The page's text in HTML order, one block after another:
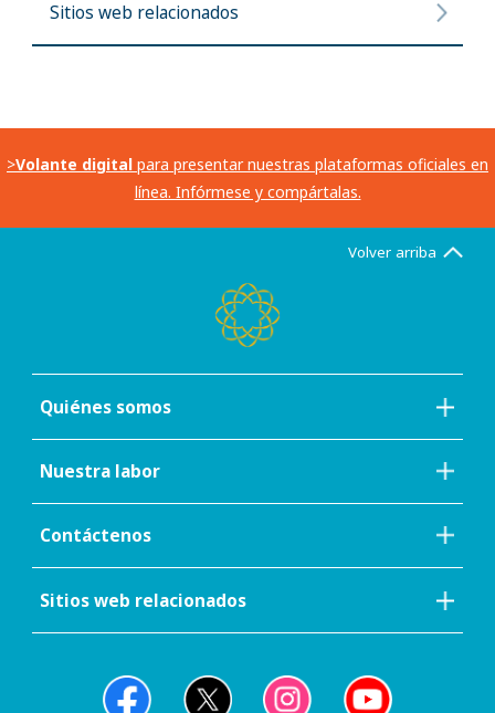
Sitios web relacionados
>Volante digital para presentar nuestras plataformas oficiales en
línea. Infórmese y compártalas.
Volver arriba
Quiénes somos
Nuestra labor
Contáctenos
Sitios web relacionados